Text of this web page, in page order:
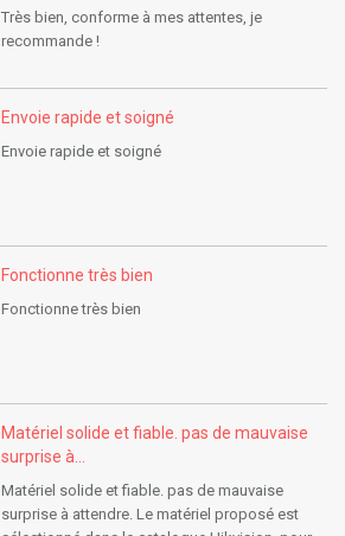
Très bien, conforme à mes attentes, je
recommande !
Envoie rapide et soigné
Envoie rapide et soigné
Fonctionne très bien
Fonctionne très bien
Matériel solide et fiable. pas de mauvaise
surprise à...
Matériel solide et fiable. pas de mauvaise
surprise à attendre. Le matériel proposé est